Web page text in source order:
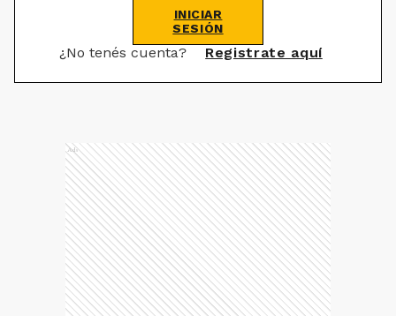
INICIAR
SESIÓN
¿No tenés cuenta? Registrate aquí
Ads